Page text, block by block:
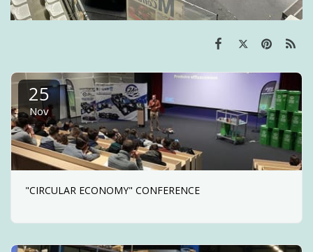
25
Nov
"CIRCULAR ECONOMY" CONFERENCE